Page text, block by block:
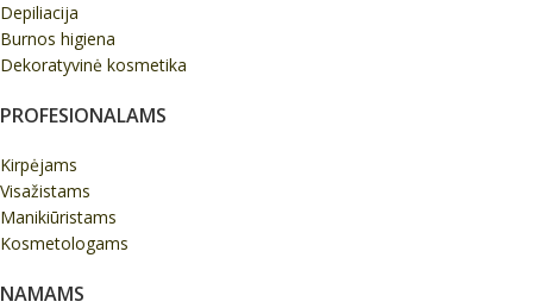
Depiliacija
Burnos higiena
Dekoratyvinė kosmetika
PROFESIONALAMS
Kirpėjams
Visažistams
Manikiūristams
Kosmetologams
NAMAMS